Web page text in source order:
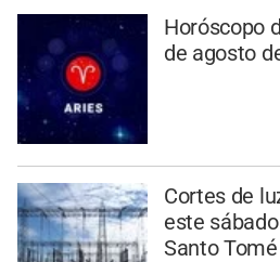
Horóscopo
de agosto
Cortes de
este
Santo Tomé